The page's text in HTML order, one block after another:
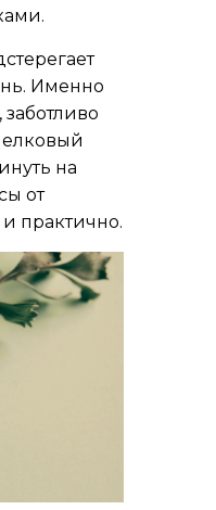
Именно
на
от
и практично.